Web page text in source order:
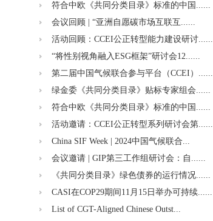
符合中欧《共同分类目录》标准的中国......
会议回顾 | “亚洲自愿碳市场互联互......
活动回顾：CCEI公正转型能力建设研讨......
“将性别视角融入ESG框架”研讨会12......
第二届中国气候联合参与平台（CCEI）......
绿金委《共同分类目录》贴标专家组会......
符合中欧《共同分类目录》标准的中国......
活动邀请：CCEI公正转型系列研讨会第......
China SIF Week | 2024中国气候联合...
会议邀请 | GIP第三工作组研讨会：自......
《共同分类目录》绿色债券的运行情况......
CASI在COP29期间11月15日举办可持续......
List of CGT-Aligned Chinese Outst...